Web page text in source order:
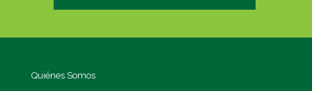
Quiénes Somos